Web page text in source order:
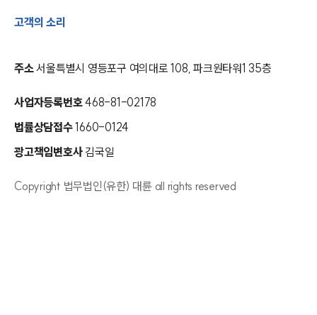
고객의 소리
주소서울특별시 영등포구 여의대로 108, 파크원타워1 35층
사업자등록번호468-81-02178
법률상담접수1660-0124
광고책임변호사 김국일
Copyright 법무법인(유한) 대륜 all rights reserved